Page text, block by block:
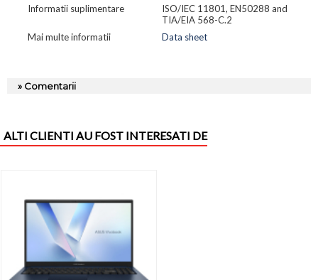
Informatii suplimentare
ISO/IEC 11801, EN50288 and
TIA/EIA 568-C.2
Mai multe informatii
Data sheet
» Comentarii
ALTI CLIENTI AU FOST INTERESATI DE